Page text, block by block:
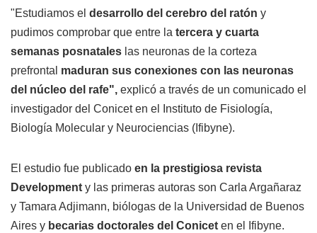
"Estudiamos el desarrollo del cerebro del ratón y
pudimos comprobar que entre la tercera y cuarta
semanas posnatales las neuronas de la corteza
prefrontal maduran sus conexiones con las neuronas
del núcleo del rafe", explicó a través de un comunicado el
investigador del Conicet en el Instituto de Fisiología,
Biología Molecular y Neurociencias (Ifibyne).
El estudio fue publicado en la prestigiosa revista
Development y las primeras autoras son Carla Argañaraz
y Tamara Adjimann, biólogas de la Universidad de Buenos
Aires y becarias doctorales del Conicet en el Ifibyne.